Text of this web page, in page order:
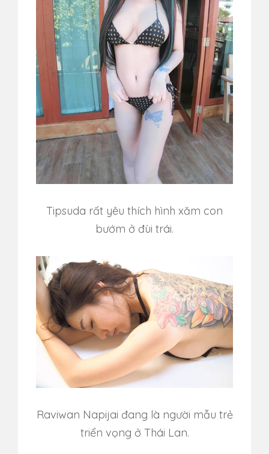
Tipsuda rất yêu thích hình xăm con
bướm ở đùi trái.
Raviwan Napijai đang là người mẫu trẻ
triển vọng ở Thái Lan.